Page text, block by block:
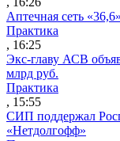
Аптечная сеть
Практика
, 16:25
Экс-главу АСВ
млрд руб.
Практика
, 15:55
СИП поддержал
«Нетдолгофф»